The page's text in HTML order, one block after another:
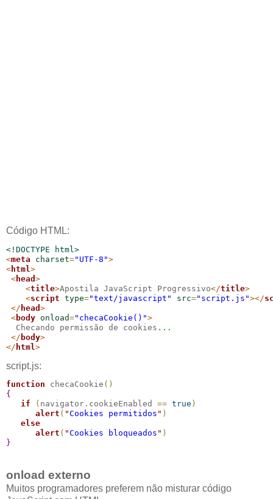
Código HTML:
<!DOCTYPE html>
<meta charset="UTF-8">
< html >
< head >
<title>Apostila JavaScript Progressivo</title>
<script type="text/javascript" src="script.js"></
</ head >
<body onload="checaCookie()">
  Checando permissão de cookies
...
</ body>
</ html >
script.js:
function checaCookie ( )
{
if
( navigator . cookieEnabled == true )
alert ( "Cookies permitidos " )
else
alert ( "Cookies bloqueados " )
}
onload externo
Muitos programadores preferem não misturar código